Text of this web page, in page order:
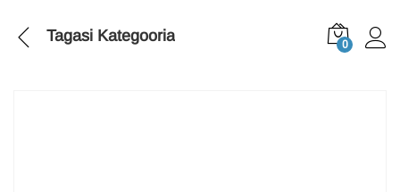
Tagasi Kategooria 0